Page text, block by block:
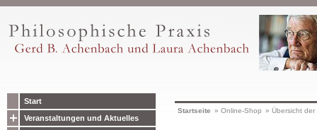
Start
Veranstaltungen und Aktuelles
Startseite » Online-Shop » Übersicht